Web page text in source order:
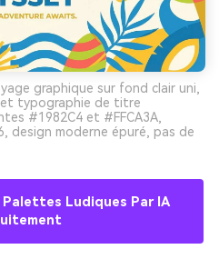
graphique sur fond clair uni,
typographie de titre
#1982C4 et #FFCA3A,
design moderne épuré, pas de
Palettes Ludiques Par IA